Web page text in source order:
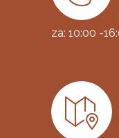
za: 10:00 -